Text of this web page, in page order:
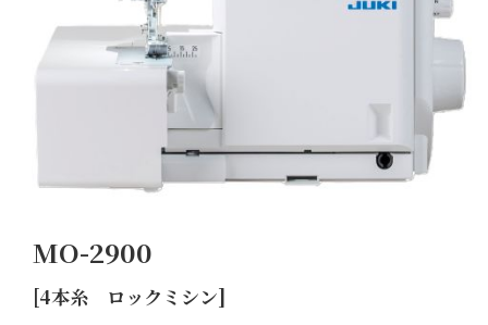
MO-2900
[4本糸 ロックミシン]